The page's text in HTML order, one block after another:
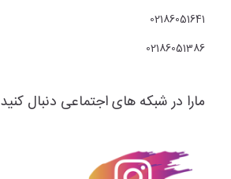
02186051641
02186051386
مارا در شبکه های اجتماعی دنبال کنید